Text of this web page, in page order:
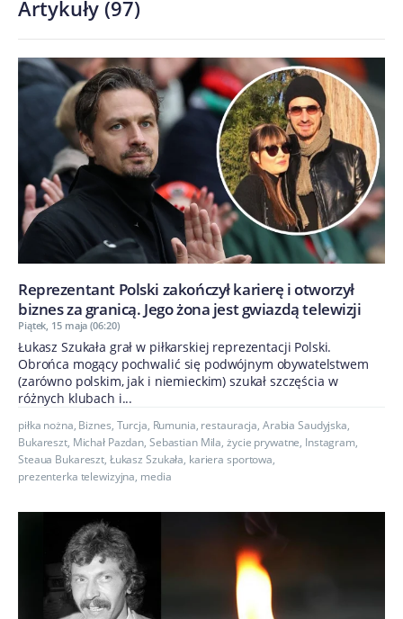
Artykuły (97)
Reprezentant Polski zakończył karierę i otworzył
biznes za granicą. Jego żona jest gwiazdą telewizji
Piątek, 15 maja (06:20)
Łukasz Szukała grał w piłkarskiej reprezentacji Polski.
Obrońca mogący pochwalić się podwójnym obywatelstwem
(zarówno polskim, jak i niemieckim) szukał szczęścia w
różnych klubach i...
piłka nożna, Biznes, Turcja, Rumunia, restauracja, Arabia Saudyjska,
Bukareszt, Michał Pazdan, Sebastian Mila, życie prywatne, Instagram,
Steaua Bukareszt, Łukasz Szukała, kariera sportowa,
prezenterka telewizyjna, media